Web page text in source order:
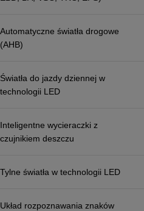
Automatyczne światła drogowe
(AHB)
Światła do jazdy dziennej w
technologii LED
Inteligentne wycieraczki z
czujnikiem deszczu
Tylne światła w technologii LED
Układ rozpoznawania znaków